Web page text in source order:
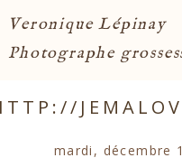
Veronique Lépinay
Photographe
mardi, décembre